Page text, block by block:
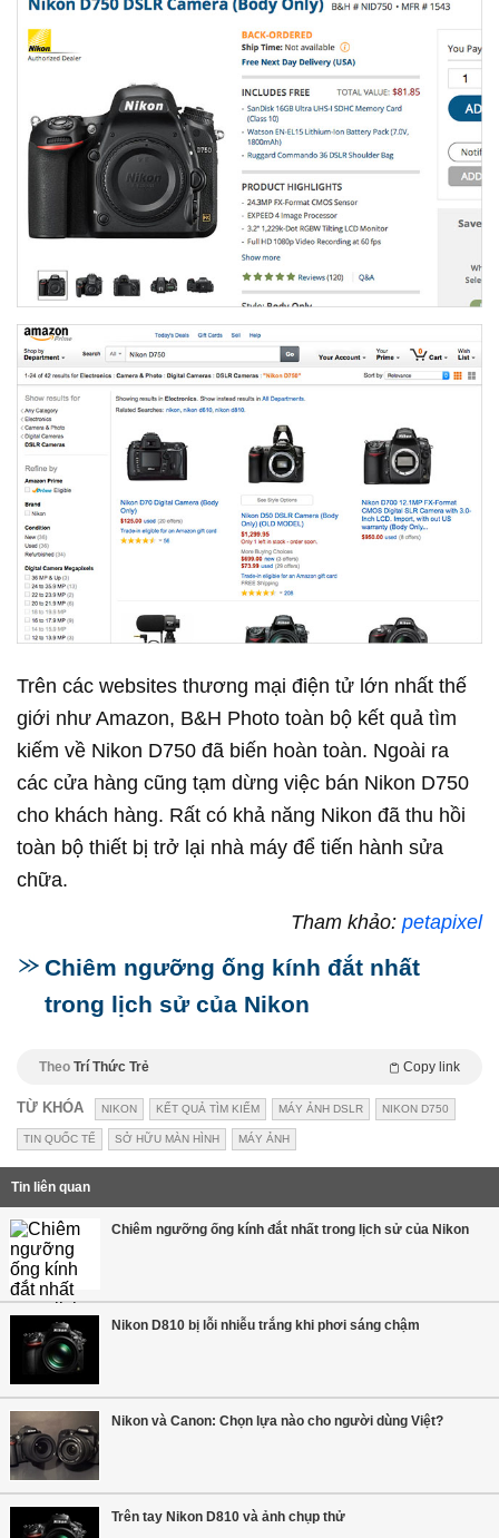
Trên các websites thương mại điện tử lớn nhất thế
giới như Amazon, B&H Photo toàn bộ kết quả tìm
kiếm về Nikon D750 đã biến hoàn toàn. Ngoài ra
các cửa hàng cũng tạm dừng việc bán Nikon D750
cho khách hàng. Rất có khả năng Nikon đã thu hồi
toàn bộ thiết bị trở lại nhà máy để tiến hành sửa
chữa.
Tham khảo: petapixel
Chiêm ngưỡng ống kính đắt nhất
trong lịch sử của Nikon
Theo Trí Thức Trẻ Copy link
TỪ KHÓA NIKON KẾT QUẢ TÌM KIẾM MÁY ẢNH DSLR NIKON D750
TIN QUỐC TẾ SỞ HỮU MÀN HÌNH MÁY ẢNH
Tin liên quan
Chiêm ngưỡng ống kính đắt nhất trong lịch sử của Nikon
Nikon D810 bị lỗi nhiễu trắng khi phơi sáng chậm
Nikon và Canon: Chọn lựa nào cho người dùng Việt?
Trên tay Nikon D810 và ảnh chụp thử